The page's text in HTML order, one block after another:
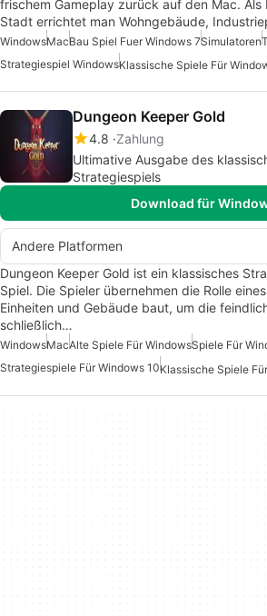
frischem Gameplay zurück auf den Mac. Als
Stadt errichtet man Wohngebäude,
WindowsMacBau Spiel Fuer Windows 7Simulatoren
Strategiespiel WindowsKlassische Spiele Für
Dungeon Keeper Gold
4.8 Zahlung
Ultimative Ausgabe des
Strategiespiels
Download für
Andere Platformen
Dungeon Keeper Gold ist ein klassisches
Spiel. Die Spieler übernehmen die Rolle
Einheiten und Gebäude baut, um die
schließlich…
WindowsMacAlte Spiele Für WindowsSpiele Für
Strategiespiele Für Windows 10Klassische Spiele